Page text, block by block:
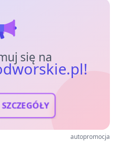
się na
autopromocja